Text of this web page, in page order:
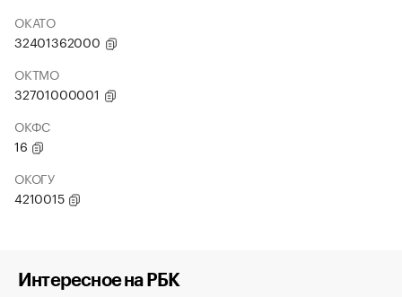
ОКАТО
32401362000
ОКТМО
32701000001
ОКФС
16
ОКОГУ
4210015
Интересное на РБК